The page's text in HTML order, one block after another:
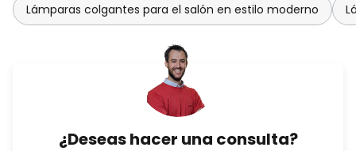
Lámparas colgantes para el salón en estilo moderno
¿Deseas hacer una consulta?